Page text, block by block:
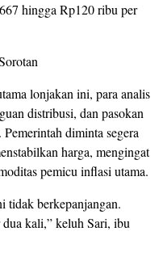
hingga Rp120 ribu per
lonjakan ini, para analis
distribusi, dan pasokan
diminta segera
harga, mengingat
pemicu inflasi utama.
tidak berkepanjangan.
kali,” keluh Sari, ibu